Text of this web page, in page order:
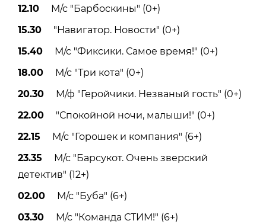
12.10 М/с "Барбоскины" (0+)
15.30 "Навигатор. Новости" (0+)
15.40 М/с "Фиксики. Самое время!" (0+)
18.00 М/с "Три кота" (0+)
20.30 М/ф "Геройчики. Незваный гость" (0+)
22.00 "Спокойной ночи, малыши!" (0+)
22.15 М/с "Горошек и компания" (6+)
23.35 М/с "Барсукот. Очень зверский
детектив" (12+)
02.00 М/с "Буба" (6+)
03.30 М/с "Команда СТИМ!" (6+)